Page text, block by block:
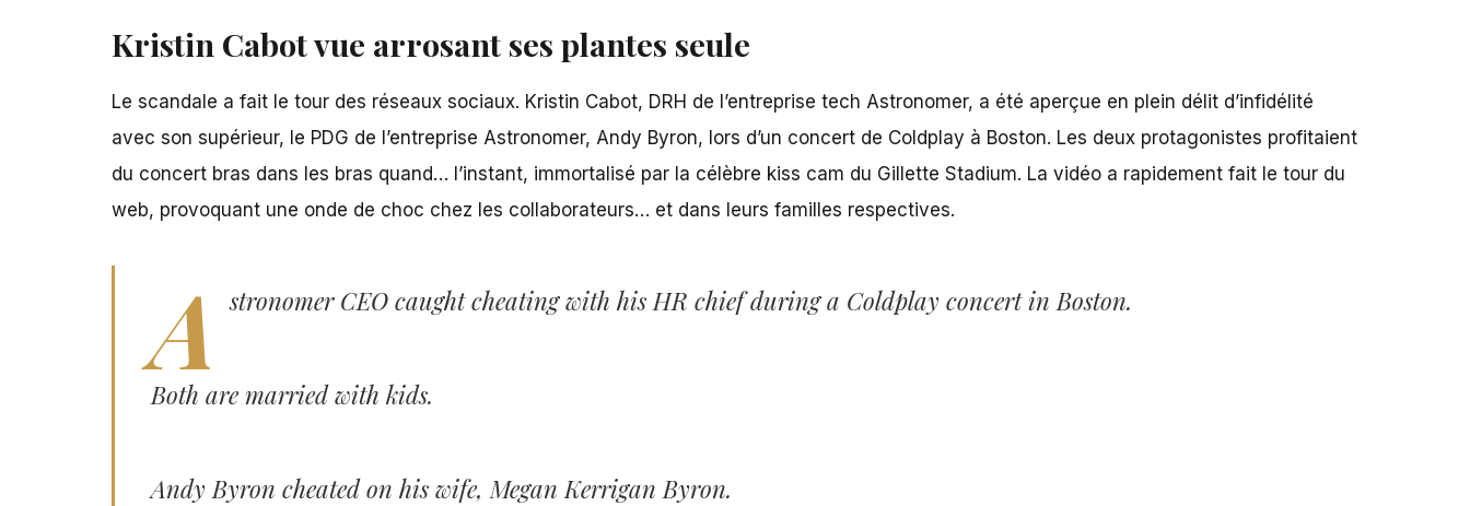
Kristin Cabot vue arrosant ses plantes seule
Le scandale a fait le tour des réseaux sociaux. Kristin Cabot, DRH de l’entreprise tech Astronomer, a été aperçue en plein délit d’infidélité
avec son supérieur, le PDG de l’entreprise Astronomer, Andy Byron, lors d’un concert de Coldplay à Boston. Les deux protagonistes profitaient
du concert bras dans les bras quand… l’instant, immortalisé par la célèbre kiss cam du Gillette Stadium. La vidéo a rapidement fait le tour du
web, provoquant une onde de choc chez les collaborateurs… et dans leurs familles respectives.
A stronomer CEO caught cheating with his HR chief during a Coldplay concert in Boston.
Both are married with kids.
Andy Byron cheated on his wife, Megan Kerrigan Byron.